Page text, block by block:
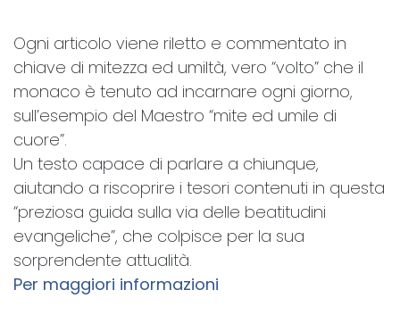
Ogni articolo viene riletto e commentato in
chiave di mitezza ed umiltà, vero “volto” che il
monaco è tenuto ad incarnare ogni giorno,
sull’esempio del Maestro “mite ed umile di
cuore”.
Un testo capace di parlare a chiunque,
aiutando a riscoprire i tesori contenuti in questa
“preziosa guida sulla via delle beatitudini
evangeliche”, che colpisce per la sua
sorprendente attualità.
Per maggiori informazioni